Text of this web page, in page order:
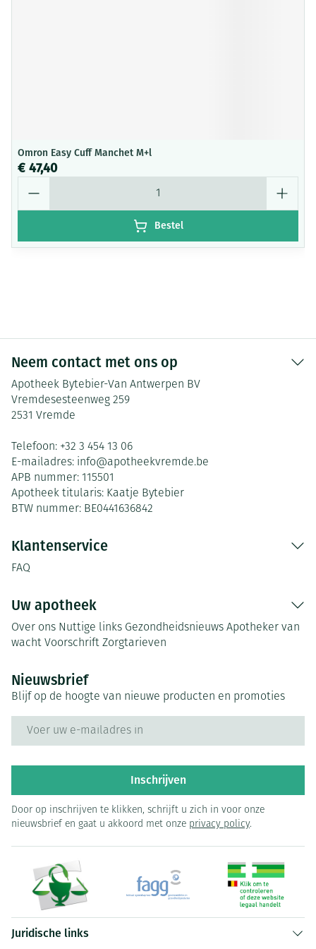
Omron Easy Cuff Manchet M+l
€ 47,40
Bestel
Neem contact met ons op
Apotheek Bytebier-Van Antwerpen BV
Vremdesesteenweg 259
2531 Vremde
Telefoon: +32 3 454 13 06
E-mailadres: info@apotheekvremde.be
APB nummer: 115501
Apotheek titularis: Kaatje Bytebier
BTW nummer: BE0441636842
Klantenservice
FAQ
Uw apotheek
Over ons Nuttige links Gezondheidsnieuws Apotheker van
wacht Voorschrift Zorgtarieven
Nieuwsbrief
Blijf op de hoogte van nieuwe producten en promoties
Inschrijven
Door op inschrijven te klikken, schrijft u zich in voor onze
nieuwsbrief en gaat u akkoord met onze privacy policy.
Juridische links